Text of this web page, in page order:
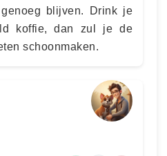
blijven. Drink je
koffie, dan zul je de
schoonmaken.